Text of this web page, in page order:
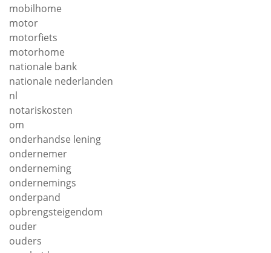
mobilhome
motor
motorfiets
motorhome
nationale bank
nationale nederlanden
nl
notariskosten
om
onderhandse lening
ondernemer
onderneming
ondernemings
onderpand
opbrengsteigendom
ouder
ouders